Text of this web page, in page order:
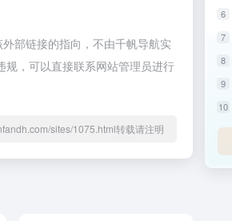
部链接的指向，不由千帆导航实
，可以直接联系网站管理员进行
sites/1075.html转载请注明
6
7
8
9
10